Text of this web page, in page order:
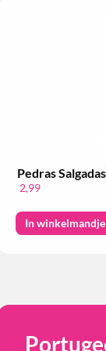
Pedras
2,99
In winkelmandje